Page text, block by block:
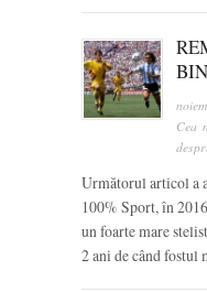
Cea
Următorul articol a
100% Sport, în
un foarte mare
2 ani de când